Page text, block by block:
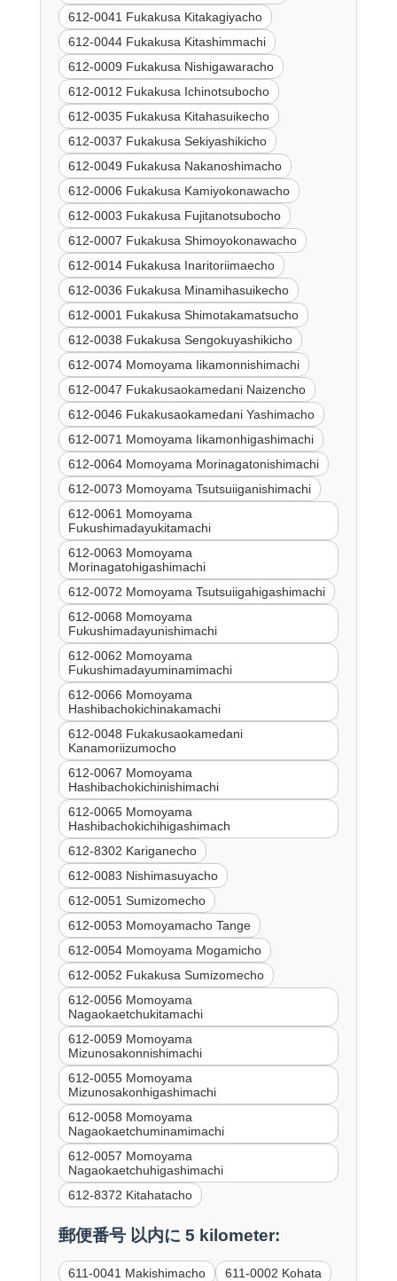
612-0041 Fukakusa Kitakagiyacho
612-0044 Fukakusa Kitashimmachi
612-0009 Fukakusa Nishigawaracho
612-0012 Fukakusa Ichinotsubocho
612-0035 Fukakusa Kitahasuikecho
612-0037 Fukakusa Sekiyashikicho
612-0049 Fukakusa Nakanoshimacho
612-0006 Fukakusa Kamiyokonawacho
612-0003 Fukakusa Fujitanotsubocho
612-0007 Fukakusa Shimoyokonawacho
612-0014 Fukakusa Inaritoriimaecho
612-0036 Fukakusa Minamihasuikecho
612-0001 Fukakusa Shimotakamatsucho
612-0038 Fukakusa Sengokuyashikicho
612-0074 Momoyama Iikamonnishimachi
612-0047 Fukakusaokamedani Naizencho
612-0046 Fukakusaokamedani Yashimacho
612-0071 Momoyama Iikamonhigashimachi
612-0064 Momoyama Morinagatonishimachi
612-0073 Momoyama Tsutsuiiganishimachi
612-0061 Momoyama
Fukushimadayukitamachi
612-0063 Momoyama
Morinagatohigashimachi
612-0072 Momoyama Tsutsuiigahigashimachi
612-0068 Momoyama
Fukushimadayunishimachi
612-0062 Momoyama
Fukushimadayuminamimachi
612-0066 Momoyama
Hashibachokichinakamachi
612-0048 Fukakusaokamedani
Kanamoriizumocho
612-0067 Momoyama
Hashibachokichinishimachi
612-0065 Momoyama
Hashibachokichihigashimach
612-8302 Kariganecho
612-0083 Nishimasuyacho
612-0051 Sumizomecho
612-0053 Momoyamacho Tange
612-0054 Momoyama Mogamicho
612-0052 Fukakusa Sumizomecho
612-0056 Momoyama
Nagaokaetchukitamachi
612-0059 Momoyama
Mizunosakonnishimachi
612-0055 Momoyama
Mizunosakonhigashimachi
612-0058 Momoyama
Nagaokaetchuminamimachi
612-0057 Momoyama
Nagaokaetchuhigashimachi
612-8372 Kitahatacho
郵便番号 以内に 5 kilometer:
611-0041 Makishimacho
611-0002 Kohata